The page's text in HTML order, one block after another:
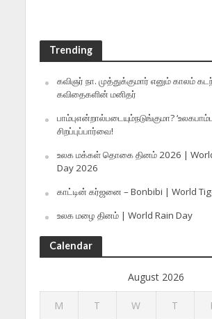
Trending
கவிஞர் நா. முத்துக்குமார் எனும் காலம்
கவிதைகளின் மனிதர்
பாம்புஎன்றால்படையும்நடுங்குமா?
சிறப்புப்பார்வை!
உலக மக்கள் தொகை தினம் 2026 |
Day 2026
காட்டின் கர்ஜனை – Bonbibi | World
உலக மழை தினம் | World Rain Day
Calendar
August 2026
M T W T